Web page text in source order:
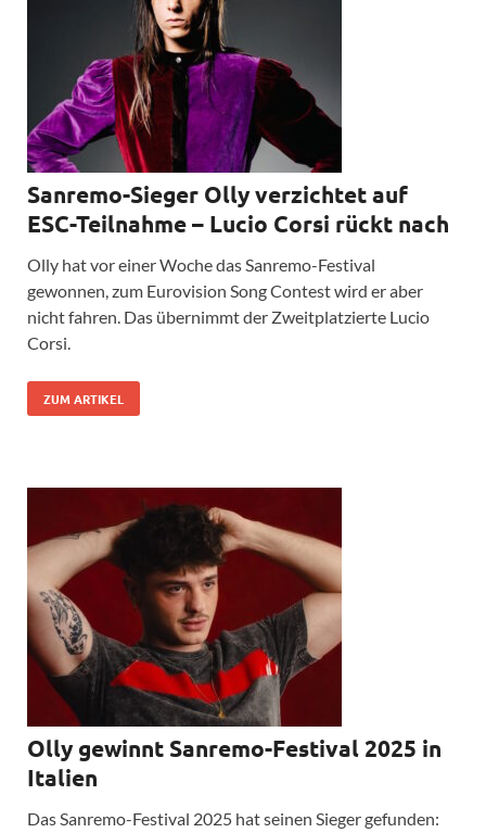
Sanremo-Sieger Olly verzichtet auf
ESC-Teilnahme – Lucio Corsi rückt nach
Olly hat vor einer Woche das Sanremo-Festival
gewonnen, zum Eurovision Song Contest wird er aber
nicht fahren. Das übernimmt der Zweitplatzierte Lucio
Corsi.
ZUM ARTIKEL
Olly gewinnt Sanremo-Festival 2025 in
Italien
Das Sanremo-Festival 2025 hat seinen Sieger gefunden: